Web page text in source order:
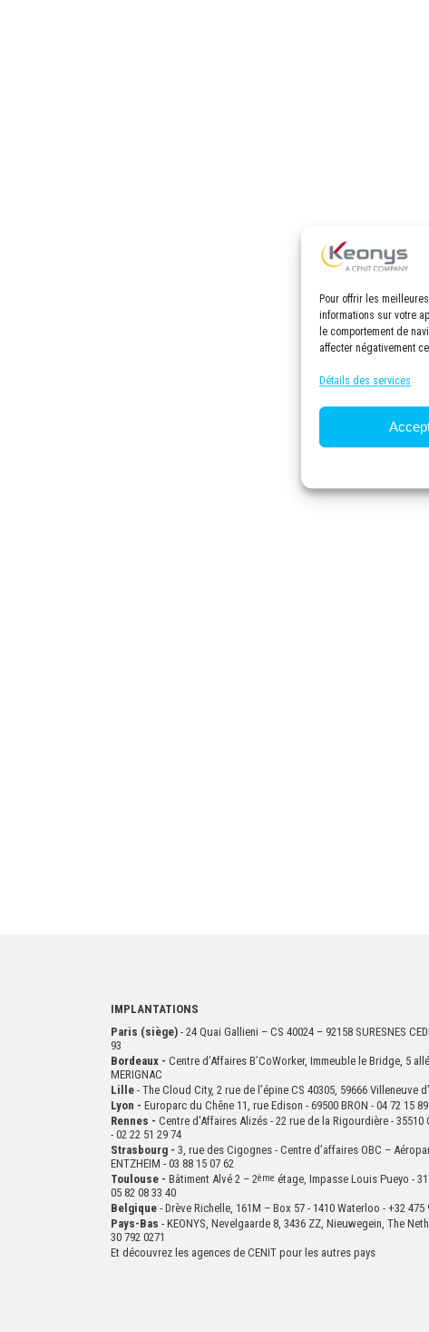
Pour offrir les
informations sur votre
le comportement de
affecter négativement
Détails des services
IMPLANTATIONS
Paris (siège) - 24 Quai Gallieni – CS 40024 – 92158 SURESNES
93
Bordeaux - Centre d’Affaires B’CoWorker, Immeuble le Bridge, 5
MERIGNAC
Lille - The Cloud City, 2 rue de l’épine CS 40305, 59666 Villeneuve
Lyon - Europarc du Chêne 11, rue Edison - 69500 BRON - 04 72 15
Rennes - Centre d'Affaires Alizés - 22 rue de la Rigourdière - 35510
- 02 22 51 29 74
Strasbourg - 3, rue des Cigognes - Centre d’affaires OBC –
ENTZHEIM - 03 88 15 07 62
Toulouse - Bâtiment Alvé 2 – 2ème étage, Impasse Louis Pueyo -
05 82 08 33 40
Belgique - Drève Richelle, 161M – Box 57 - 1410 Waterloo - +32 475
Pays-Bas - KEONYS, Nevelgaarde 8, 3436 ZZ, Nieuwegein, The
30 792 0271
Et découvrez les agences de CENIT pour les autres pays